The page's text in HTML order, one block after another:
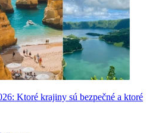
Ktoré krajiny sú bezpečné a ktoré